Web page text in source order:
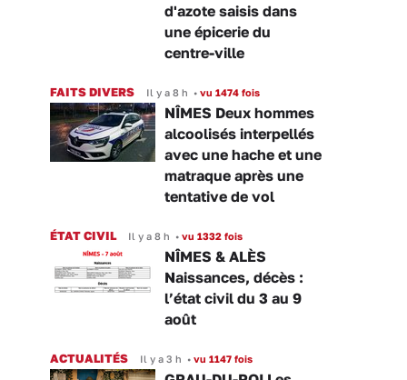
d'azote saisis dans
une épicerie du
centre-ville
FAITS DIVERS Il y a 8 h • vu 1474 fois
NÎMES Deux hommes
alcoolisés interpellés
avec une hache et une
matraque après une
tentative de vol
ÉTAT CIVIL Il y a 8 h • vu 1332 fois
NÎMES & ALÈS
Naissances, décès :
l’état civil du 3 au 9
août
ACTUALITÉS Il y a 3 h • vu 1147 fois